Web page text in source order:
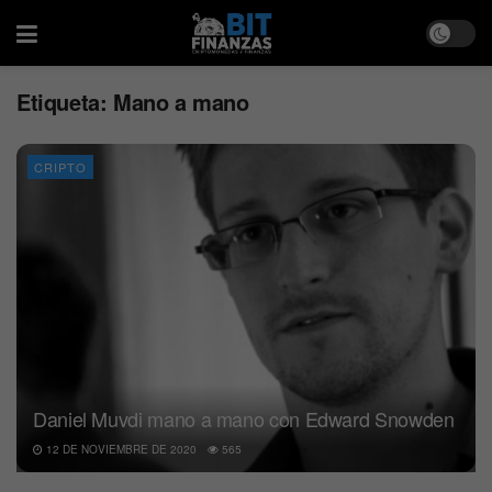
Etiqueta: Mano a mano
CRIPTO
Daniel Muvdi mano a mano con Edward Snowden
12 DE NOVIEMBRE DE 2020 565